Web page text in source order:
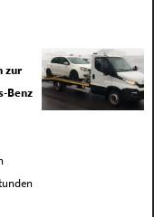
zur
Benz